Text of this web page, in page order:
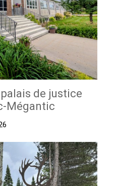
de justice
Mégantic